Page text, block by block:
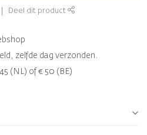
Deel dit product
zelfde dag verzonden.
(NL) of € 50 (BE)